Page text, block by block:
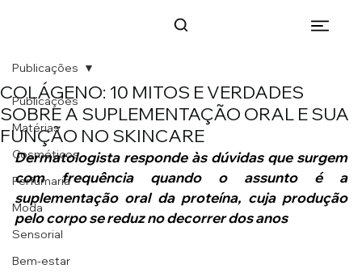
Publicações
Matérias
Cosméticos
Perfumaria
Moda
Sensorial
Bem-estar
Publicações
COLÁGENO: 10 MITOS E VERDADES
SOBRE A SUPLEMENTAÇÃO ORAL E SUA
FUNÇÃO NO SKINCARE
Dermatologista responde às dúvidas que surgem
com frequência quando o assunto é a
suplementação oral da proteína, cuja produção
pelo corpo se reduz no decorrer dos anos